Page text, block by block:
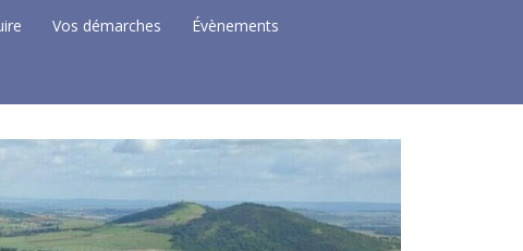
Vos démarches Évènements